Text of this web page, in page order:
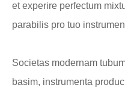
et experire perfectum
parabilis pro tuo
Societas modernam
basim, instrumenta